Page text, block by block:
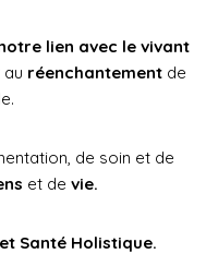
lien avec le vivant
au réenchantementde
de soin et de
et de vie.
Santé Holistique.